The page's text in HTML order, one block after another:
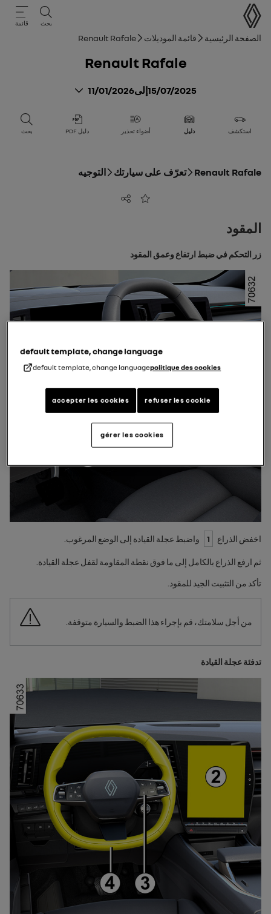
دليل المستخدم
بحث قائمة
مسار التنقل
الصفحة الرئيسية قائمة الموديلات Renault Rafale
Renault Rafale
15/07/2025إلى11/01/2026
استكشف دليل أضواء تحذير دليل PDF بحث
Renault Rafale تعرّف على سيارتك التوجيه
أضف إلى المفضلة
مشاركة
المقود
زر التحكم في ضبط ارتفاع وعمق المقود
اخفض الذراع 1 واضبط عجلة القيادة إلى الوضع المرغوب.
ثم ارفع الذراع بالكامل إلى ما فوق نقطة المقاومة لقفل عجلة القيادة.
تأكد من التثبيت الجيد للمقود.
من أجل سلامتك، قم بإجراء هذا الضبط والسيارة متوقفة.
تدفئة عجلة القيادة
default template, change language
default template, change languagepolitique des cookies
refuser les cookie
accepter les cookies
gérer les cookies